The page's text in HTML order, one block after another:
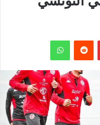
بينتيريست واتساب